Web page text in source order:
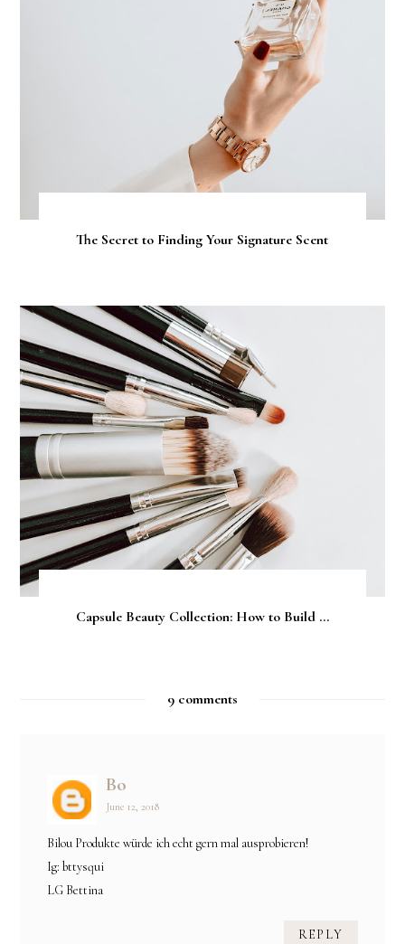
The Secret to Finding Your Signature Scent
Capsule Beauty Collection: How to Build ...
9 comments
Bo
June 12, 2018
Bilou Produkte würde ich echt gern mal ausprobieren!
Ig: bttysqui
LG Bettina
REPLY